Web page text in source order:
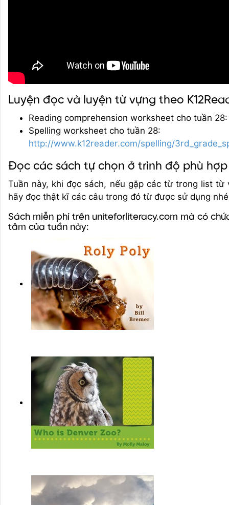
Luyện đọc và luyện từ vựng theo
Reading comprehension worksheet cho tuần
Spelling worksheet cho tuần 28:
http://www.k12reader.com/spelling/
Đọc các sách tự chọn ở trình độ phù hợp
Tuần này, khi đọc sách, nếu gặp các từ trong list từ
hãy đọc thật kĩ các câu trong đó từ được sử dụng
Sách miễn phí trên uniteforliteracy.com mà có
tâm của tuần này: